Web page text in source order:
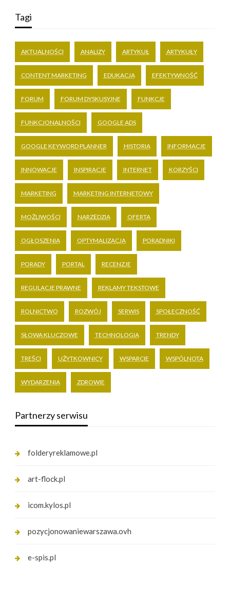
Tagi
AKTUALNOŚCI ANALIZY ARTYKUŁ ARTYKUŁY
CONTENT MARKETING EDUKACJA EFEKTYWNOŚĆ
FORUM FORUM DYSKUSYJNE FUNKCJE
FUNKCJONALNOŚCI GOOGLE ADS
GOOGLE KEYWORD PLANNER HISTORIA INFORMACJE
INNOWACJE INSPIRACJE INTERNET KORZYŚCI
MARKETING MARKETING INTERNETOWY
MOŻLIWOŚCI NARZĘDZIA OFERTA
OGŁOSZENIA OPTYMALIZACJA PORADNIKI
PORADY PORTAL RECENZJE
REGULACJE PRAWNE REKLAMY TEKSTOWE
ROLNICTWO ROZWÓJ SERWIS SPOŁECZNOŚĆ
SŁOWA KLUCZOWE TECHNOLOGIA TRENDY
TREŚCI UŻYTKOWNICY WSPARCIE WSPÓLNOTA
WYDARZENIA ZDROWIE
Partnerzy serwisu
folderyreklamowe.pl
art-flock.pl
icom.kylos.pl
pozycjonowaniewarszawa.ovh
e-spis.pl